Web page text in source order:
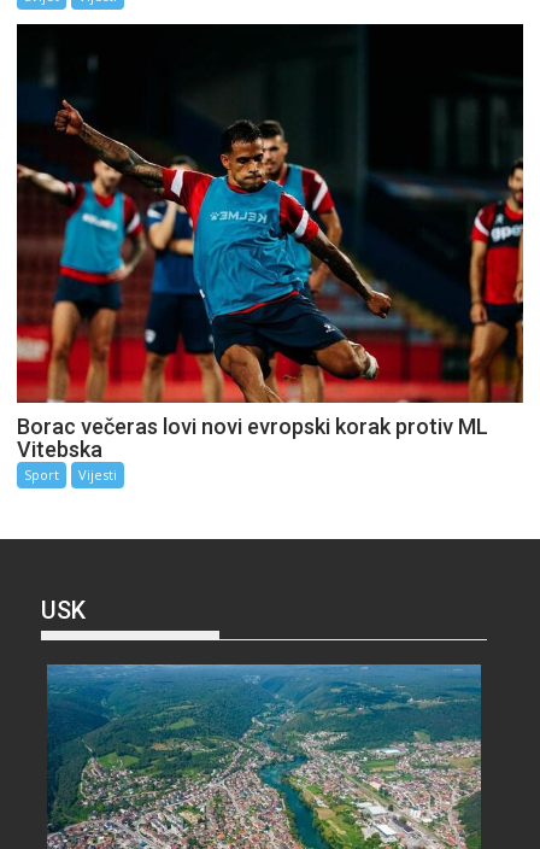
Borac večeras lovi novi evropski korak protiv ML
Vitebska
Sport Vijesti
USK